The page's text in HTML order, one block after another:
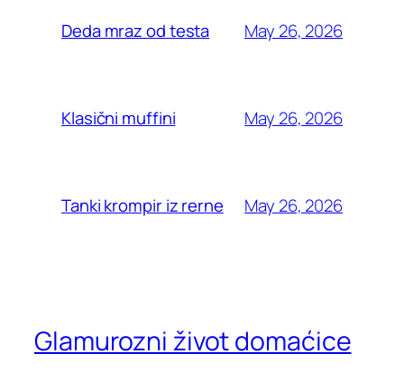
Deda mraz od testa May 26, 2026
Klasični muffini May 26, 2026
Tanki krompir iz rerne May 26, 2026
Glamurozni život domaćice